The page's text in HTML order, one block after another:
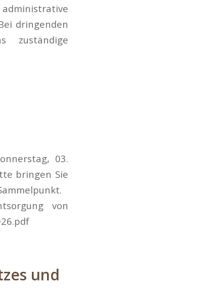
dringenden
zuständige
03.
bringen Sie
von
und